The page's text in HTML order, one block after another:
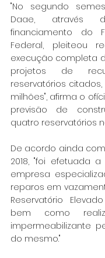
"No segundo
Daae, através
financiamento do
Federal, pleiteou
execução completa
projetos de
reservatórios citados,
milhões", afirma o
previsão de
quatro reservatórios
De acordo ainda
2018, "foi efetuada
empresa
reparos em
Reservatório
bem como
impermeabilizante
do mesmo."